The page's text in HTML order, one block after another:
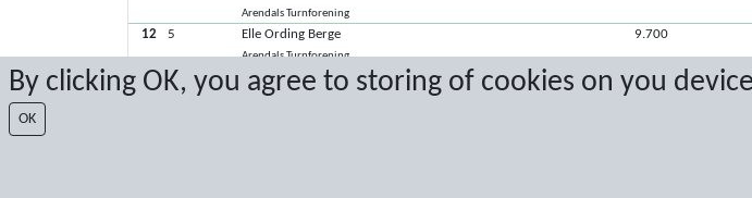
By clicking OK, you agree to storing of cookies on you
OK
Arendals Turnforening
12 5 Elle Ording Berge
Arendals Turnforening
9.700
13 3 Leah Pedersen
Arendals Turnforening